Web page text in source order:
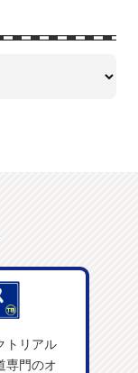
トリアル
専門のオ